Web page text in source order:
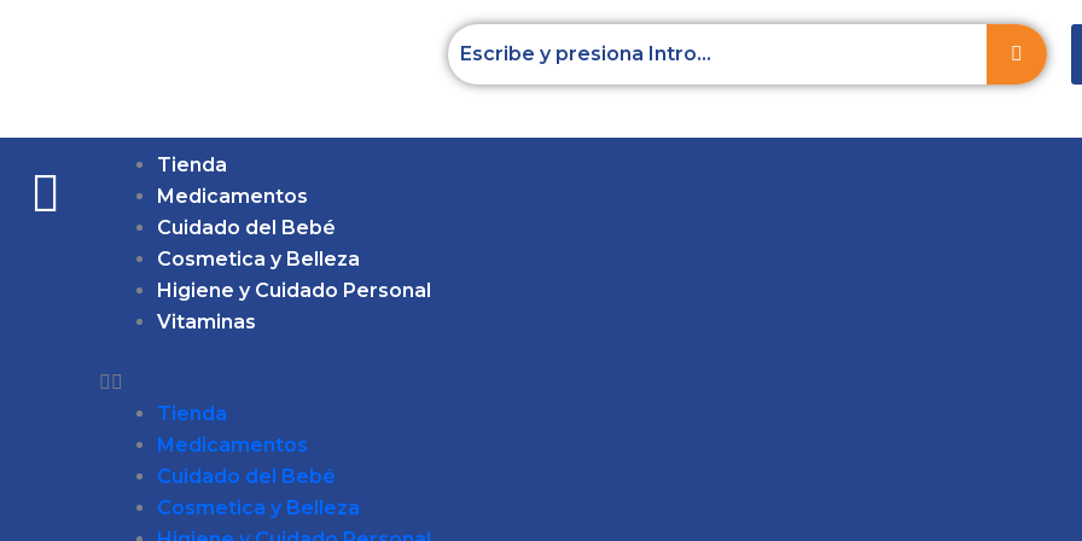
Tienda
Medicamentos
Cuidado del Bebé
Cosmetica y Belleza
Higiene y Cuidado Personal
Vitaminas
Tienda
Medicamentos
Cuidado del Bebé
Cosmetica y Belleza